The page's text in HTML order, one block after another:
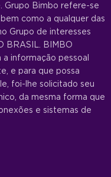
Grupo Bimbo refere-se
como a qualquer das
Grupo de interesses
BRASIL. BIMBO
informação pessoal
e para que possa
foi-lhe solicitado seu
da mesma forma que
e sistemas de